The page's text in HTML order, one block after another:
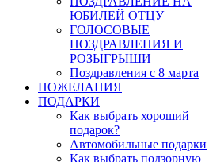
ЮБИЛЕЙ ОТЦУ
ГОЛОСОВЫЕ
ПОЗДРАВЛЕНИЯ И
РОЗЫГРЫШИ
Поздравления с 8 марта
ПОЖЕЛАНИЯ
ПОДАРКИ
Как выбрать хороший
подарок?
Автомобильные подарки
Как выбрать подзорную